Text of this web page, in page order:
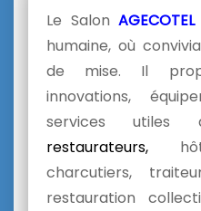
Le Salon
humaine, où
de mise. Il
innovations,
services utiles
restaurateurs,
charcutiers,
restauration